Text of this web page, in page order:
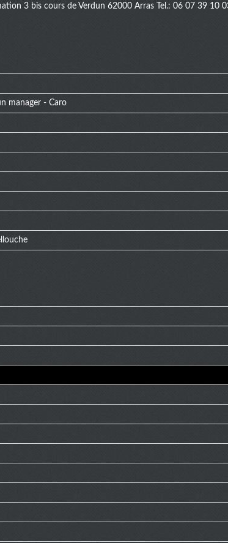
3 bis cours de Verdun 62000 Arras Tel.: 06 07 39 10
manager - Caro